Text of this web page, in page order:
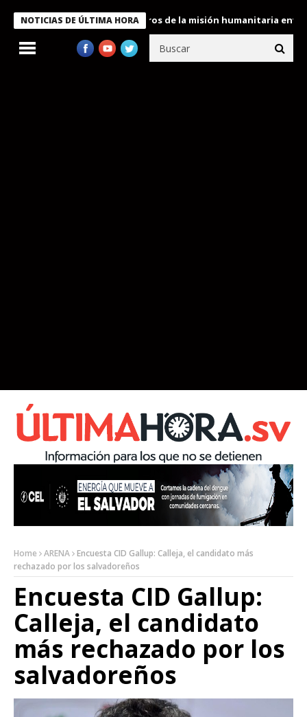
NOTICIAS DE ÚLTIMA HORA
condecora a miembros de la misión humanitaria enviada a
Home ARENA Encuesta CID Gallup: Calleja, el candidato más
rechazado por los salvadoreños
Encuesta CID Gallup:
Calleja, el candidato
más rechazado por los
salvadoreños